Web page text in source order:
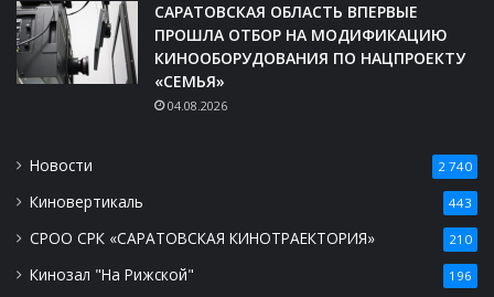
САРАТОВСКАЯ ОБЛАСТЬ ВПЕРВЫЕ
ПРОШЛА ОТБОР НА МОДИФИКАЦИЮ
КИНООБОРУДОВАНИЯ ПО НАЦПРОЕКТУ
«СЕМЬЯ»
04.08.2026
Новости 2 740
Киновертикаль 443
СРОО СРК «САРАТОВСКАЯ КИНОТРАЕКТОРИЯ» 210
Кинозал "На Рижской" 196